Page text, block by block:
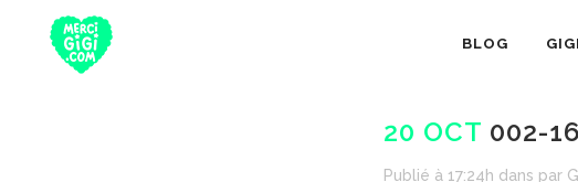
BLOG
20 OCT 002-
Publié à 17:24h dans par